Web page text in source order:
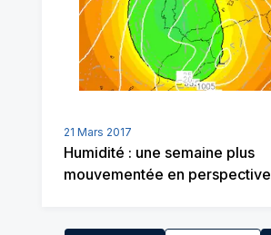
21 Mars 2017
Humidité : une semaine plus
mouvementée en perspective